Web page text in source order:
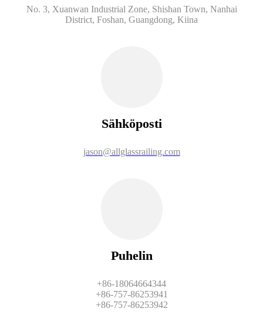
No. 3, Xuanwan Industrial Zone, Shishan Town, Nanhai
District, Foshan, Guangdong, Kiina
Sähköposti
jason@allglassrailing.com
Puhelin
+86-18064664344
+86-757-86253941
+86-757-86253942